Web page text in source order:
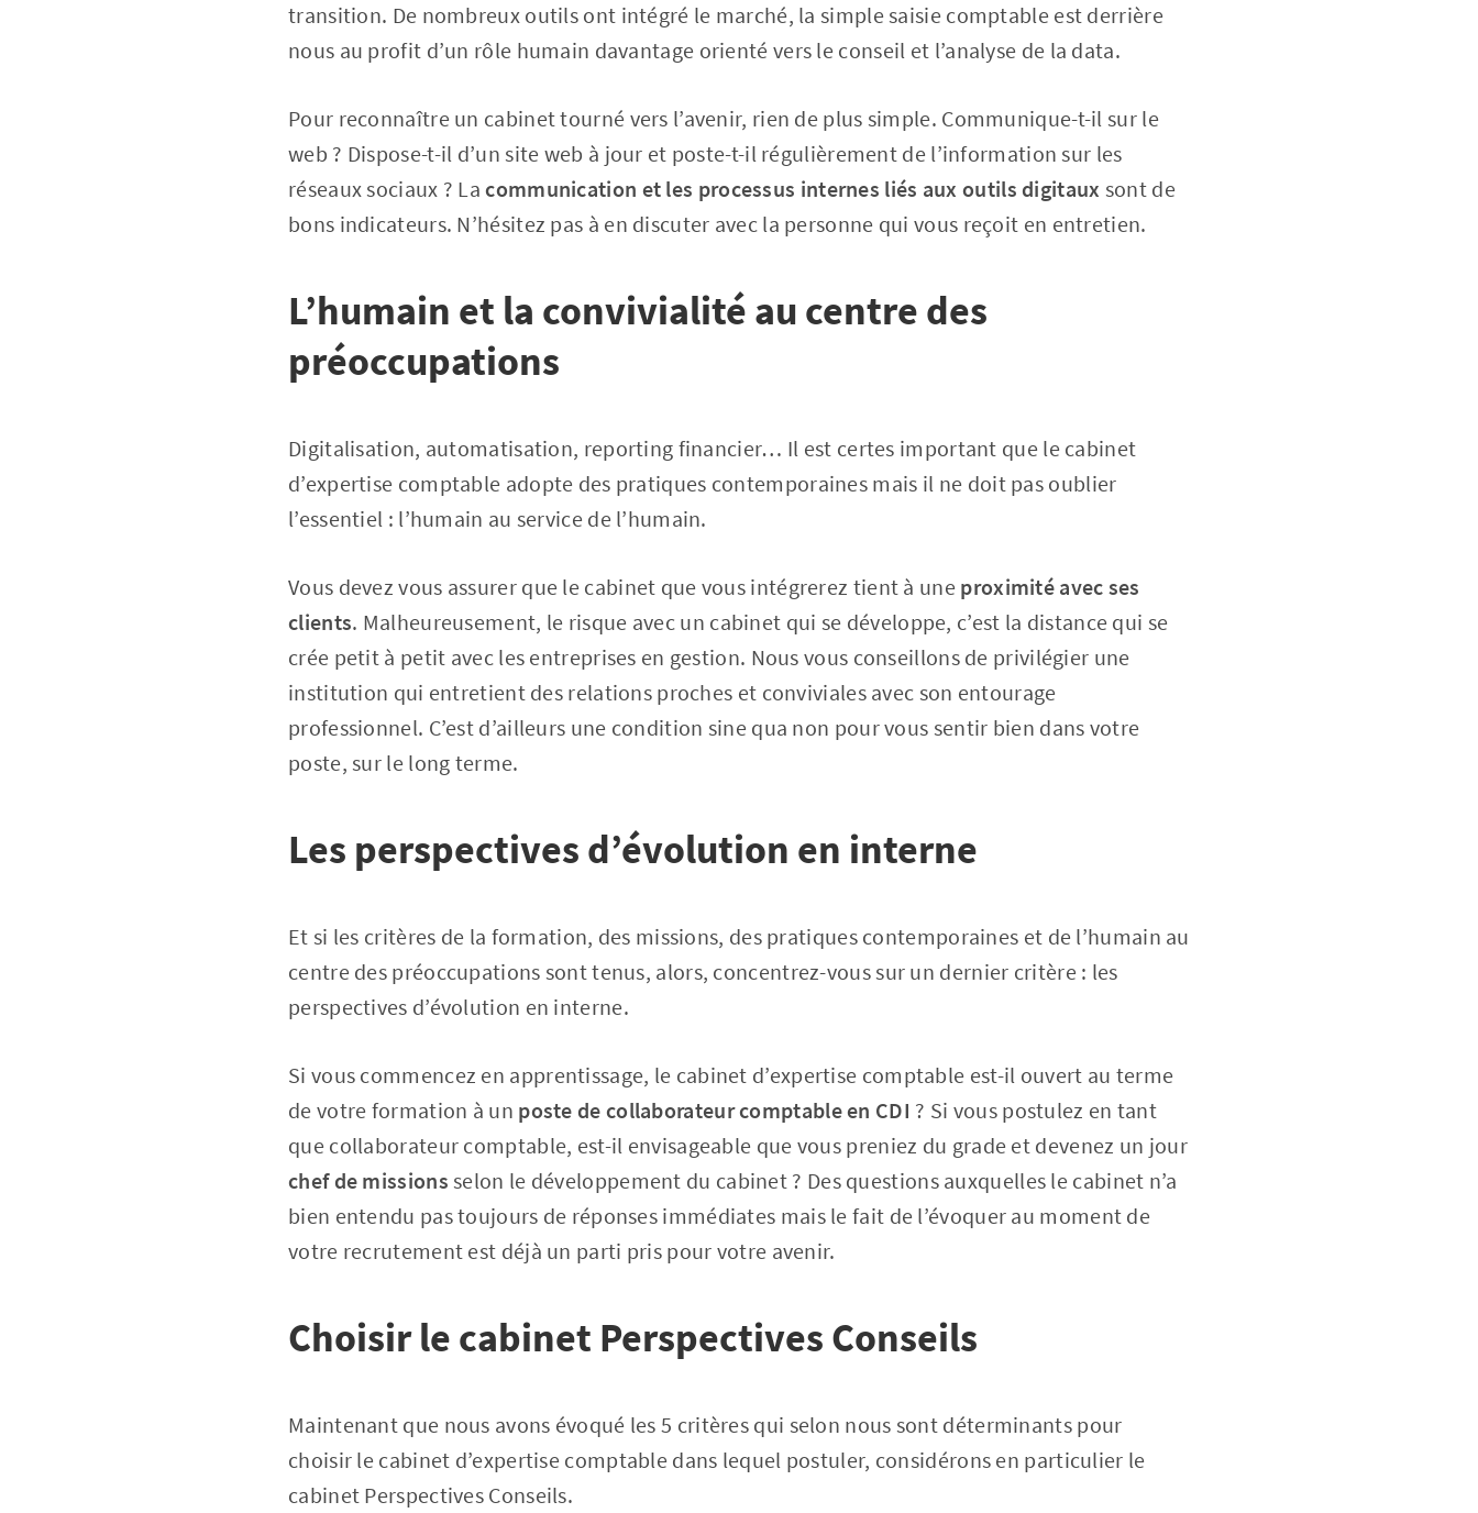
transition. De nombreux outils ont intégré le marché, la simple saisie comptable est derrière
nous au profit d’un rôle humain davantage orienté vers le conseil et l’analyse de la data.
Pour reconnaître un cabinet tourné vers l’avenir, rien de plus simple. Communique-t-il sur le
web ? Dispose-t-il d’un site web à jour et poste-t-il régulièrement de l’information sur les
réseaux sociaux ? Lacommunication et les processus internes liés aux outils digitaux sont de
bons indicateurs. N’hésitez pas à en discuter avec la personne qui vous reçoit en entretien.
L’humain et la convivialité au centre des
préoccupations
Digitalisation, automatisation, reporting financier… Il est certes important que le cabinet
d’expertise comptable adopte des pratiques contemporaines mais il ne doit pas oublier
l’essentiel : l’humain au service de l’humain.
Vous devez vous assurer que le cabinet que vous intégrerez tient à une proximité avec ses
clients. Malheureusement, le risque avec un cabinet qui se développe, c’est la distance qui se
crée petit à petit avec les entreprises en gestion. Nous vous conseillons de privilégier une
institution qui entretient des relations proches et conviviales avec son entourage
professionnel. C’est d’ailleurs une condition sine qua non pour vous sentir bien dans votre
poste, sur le long terme.
Les perspectives d’évolution en interne
Et si les critères de la formation, des missions, des pratiques contemporaines et de l’humain au
centre des préoccupations sont tenus, alors, concentrez-vous sur un dernier critère : les
perspectives d’évolution en interne.
Si vous commencez en apprentissage, le cabinet d’expertise comptable est-il ouvert au terme
de votre formation à un poste de collaborateur comptable en CDI ? Si vous postulez en tant
que collaborateur comptable, est-il envisageable que vous preniez du grade et devenez un jour
chef de missionsselon le développement du cabinet ? Des questions auxquelles le cabinet n’a
bien entendu pas toujours de réponses immédiates mais le fait de l’évoquer au moment de
votre recrutement est déjà un parti pris pour votre avenir.
Choisir le cabinet Perspectives Conseils
Maintenant que nous avons évoqué les 5 critères qui selon nous sont déterminants pour
choisir le cabinet d’expertise comptable dans lequel postuler, considérons en particulier le
cabinet Perspectives Conseils.